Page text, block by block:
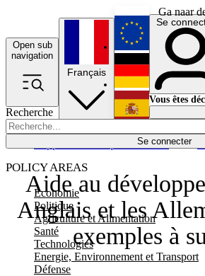
Ga naar
Open sub
navigation
Recherche
Se connecter
POLICY AREAS
Economie
Politique
Agriculture et Alimentation
Santé
Technologies
Energie, Environnement et Transport
Défense
Économie
Français
English
Deutsch
Español
Se
Vous êtes
Aide au
Anglais et les
exemples à